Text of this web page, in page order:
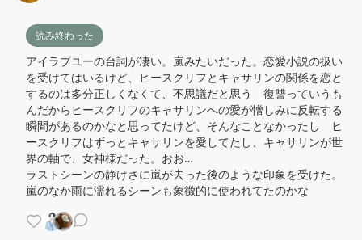
読み終わった
アイラブユーの台詞が凄い。嵐みたいだった。恋愛小説の扱い
を受けてはいるけど、ヒースクリフとキャサリンの関係を恋と
するのは多分正しくなくて、不思議だと思う　復讐っていうも
んだからヒースクリフのキャサリンへの愛が憎しみに反転する
瞬間があるのかなと思ってたけど、そんなことなかったし　ヒ
ースクリフはずっとキャサリンを愛してたし、キャサリンが世
界の軸で、女神様だった。おお…
ラストシーンの静けさに嵐が去った後のような印象を受けた。
嵐のなか雨に濡れるシーンも象徴的に使われてたのかな